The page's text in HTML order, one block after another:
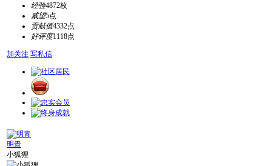
经验4872枚
威望5点
贡献值4332点
好评度1118点
加关注 写私信
明青
小狐狸